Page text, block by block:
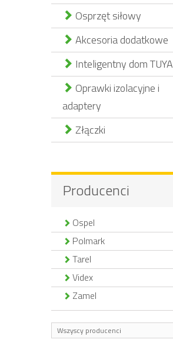
Osprzęt siłowy
Akcesoria dodatkowe
Inteligentny dom TUYA
Oprawki izolacyjne i
adaptery
Złączki
Producenci
Ospel
Polmark
Tarel
Videx
Zamel
Wszyscy producenci